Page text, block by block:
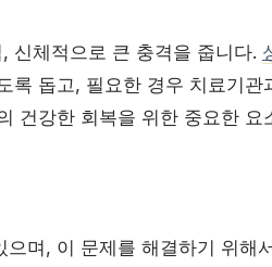
신체적으로 큰 충격을 줍니다.
록 돕고, 필요한 경우 치료기
건강한 회복을 위한 중요한 요
며, 이 문제를 해결하기 위해